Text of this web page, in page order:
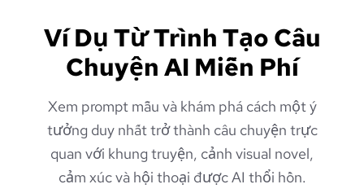
Ví Dụ Từ Trình Tạo Câu
Chuyện AI Miễn Phí
Xem prompt mẫu và khám phá cách một ý
tưởng duy nhất trở thành câu chuyện trực
quan với khung truyện, cảnh visual novel,
cảm xúc và hội thoại được AI thổi hồn.